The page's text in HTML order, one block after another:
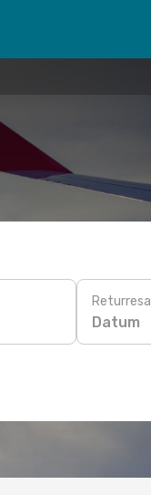
Returresa
Datum